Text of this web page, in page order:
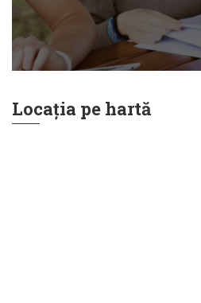
Locația pe hartă